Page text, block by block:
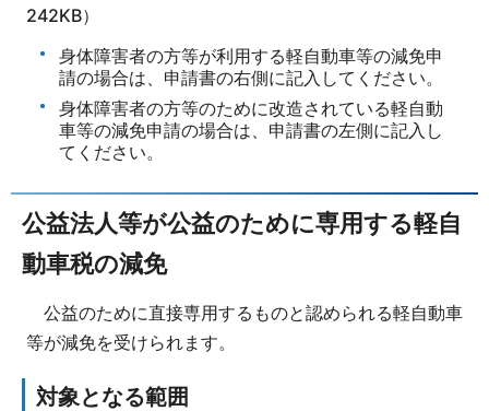
242KB）
身体障害者の方等が利用する軽自動車等の減免申
請の場合は、申請書の右側に記入してください。
身体障害者の方等のために改造されている軽自動
車等の減免申請の場合は、申請書の左側に記入し
てください。
公益法人等が公益のために専用する軽自
動車税の減免
公益のために直接専用するものと認められる軽自動車
等が減免を受けられます。
対象となる範囲